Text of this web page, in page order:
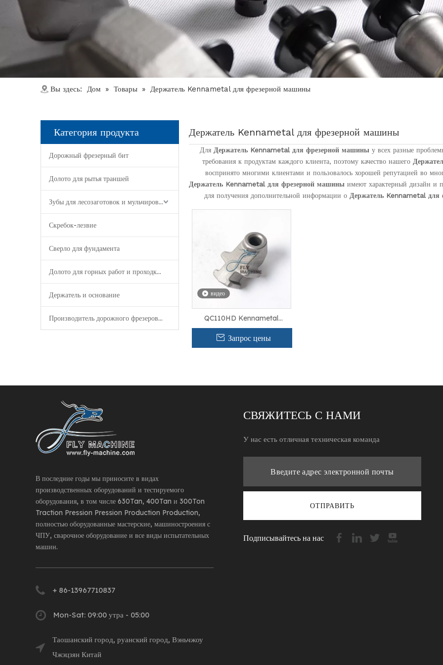
Вы здесь: Дом » Товары » Держатель Kennametal для фрезерной машины
Категория продукта
Дорожный фрезерный бит
Долото для рытья траншей
Зубы для лесозаготовок и мульчирования
Скребок-лезвие
Сверло для фундамента
Долото для горных работ и проходки туннелей
Держатель и основание
Производитель дорожного фрезерования
Держатель Kennametal для фрезерной машины
Для Держатель Kennametal для фрезерной машины у всех разные
требования к продуктам каждого клиента, поэтому качество нашего
воспринято многими клиентами и пользовалось хорошей репутацией во
Держатель Kennametal для фрезерной машины имеют характерный дизайн и
для получения дополнительной информации о Держатель Kennametal
видео
QC110HD Kennametal
Быстросменный держатель бит
для зубьев фрезерования
асфальта
Запрос цены
В последние годы мы приносите в видах
производственных оборудований и тестируемого
оборудования, в том числе 630Tan, 400Tan и 300Ton
Traction Pression Pression Production Production,
полностью оборудованные мастерские, машиностроения с
ЧПУ, сварочное оборудование и все виды испытательных
машин.
+ 86-13967710837
Mon-Sat: 09:00 утра - 05:00
Таошанский город, руанский город, Вэньчжоу
Чжэцзян Китай
СВЯЖИТЕСЬ С НАМИ
У нас есть отличная техническая команда
ОТПРАВИТЬ
Подписывайтесь на нас